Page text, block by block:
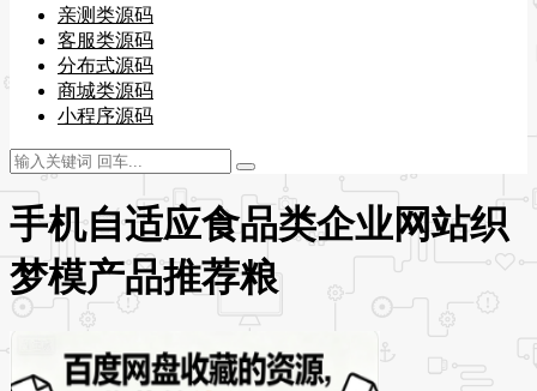
亲测类源码
客服类源码
分布式源码
商城类源码
小程序源码
手机自适应食品类企业网站织
梦模产品推荐粮